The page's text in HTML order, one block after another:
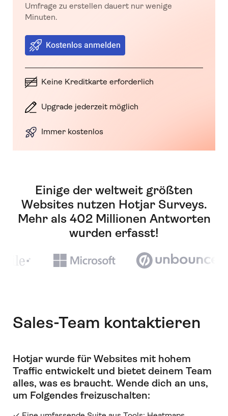
Umfrage zu erstellen dauert nur wenige
Minuten.
Kostenlos anmelden
Keine Kreditkarte erforderlich
Upgrade jederzeit möglich
Immer kostenlos
Einige der weltweit größten
Websites nutzen Hotjar Surveys.
Mehr als 402 Millionen Antworten
wurden erfasst!
Sales-Team kontaktieren
Hotjar wurde für Websites mit hohem
Traffic entwickelt und bietet deinem Team
alles, was es braucht. Wende dich an uns,
um Folgendes freizuschalten: